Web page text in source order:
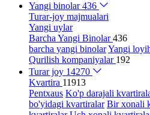
Yangi binolar436
Turar-joy majmualari
Yangi uylar
Barcha Yangi Binolar436
barcha yangi binolarYangi
Qurilish kompaniyalar 192
Turar joy 14270
Kvartira 11913
Pentxaus Ko'p darajali
bo'yidagi kvartiralar Bir xonali